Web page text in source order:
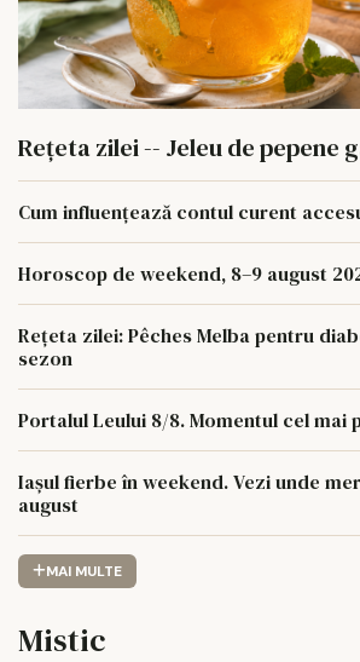
Rețeta zilei -- Jeleu de pepene
Cum influențează contul curent
Horoscop de weekend, 8–9 august
Rețeta zilei: Pêches Melba pentru
sezon
Portalul Leului 8/8. Momentul cel mai
Iașul fierbe în weekend. Vezi unde
august
MAI MULTE
Mistic